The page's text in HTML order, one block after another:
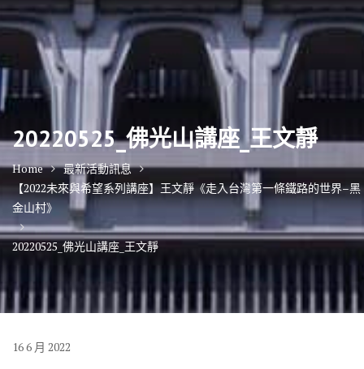
20220525_佛光山講座_王文靜
Home
最新活動訊息
【2022未來與希望系列講座】王文靜《走入台灣第一條鐵路的世界–黑
金山村》
20220525_佛光山講座_王文靜
166 月 2022